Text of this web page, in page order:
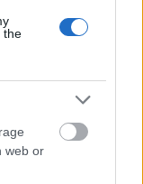
the
web or
várjuk a jól
– River